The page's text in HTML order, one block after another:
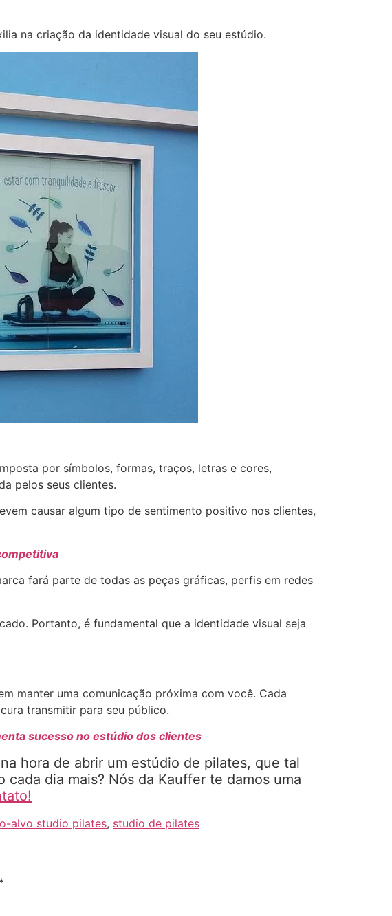
na criação da identidade visual do seu estúdio.
por símbolos, formas, traços, letras e cores,
pelos seus clientes.
causar algum tipo de sentimento positivo nos clientes,
fará parte de todas as peças gráficas, perfis em redes
Portanto, é fundamental que a identidade visual seja
manter uma comunicação próxima com você. Cada
transmitir para seu público.
sucesso no estúdio dos clientes
hora de abrir um estúdio de pilates, que tal
dia mais? Nós da Kauffer te damos uma
alvo studio pilates, studio de pilates
*